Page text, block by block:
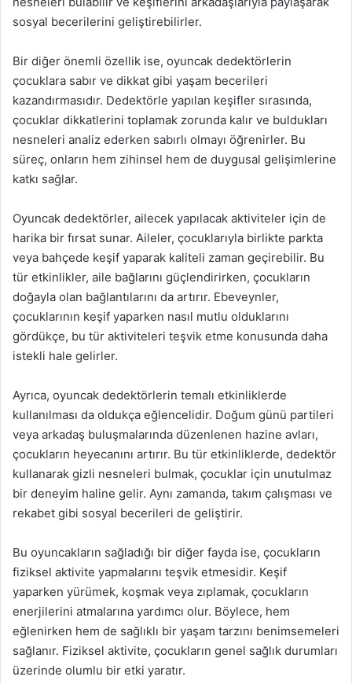
sosyal becerilerini geliştirebilirler.
Bir diğer önemli özellik ise, oyuncak dedektörlerin
çocuklara sabır ve dikkat gibi yaşam becerileri
kazandırmasıdır. Dedektörle yapılan keşifler sırasında,
çocuklar dikkatlerini toplamak zorunda kalır ve buldukları
nesneleri analiz ederken sabırlı olmayı öğrenirler. Bu
süreç, onların hem zihinsel hem de duygusal gelişimlerine
katkı sağlar.
Oyuncak dedektörler, ailecek yapılacak aktiviteler için de
harika bir fırsat sunar. Aileler, çocuklarıyla birlikte parkta
veya bahçede keşif yaparak kaliteli zaman geçirebilir. Bu
tür etkinlikler, aile bağlarını güçlendirirken, çocukların
doğayla olan bağlantılarını da artırır. Ebeveynler,
çocuklarının keşif yaparken nasıl mutlu olduklarını
gördükçe, bu tür aktiviteleri teşvik etme konusunda daha
istekli hale gelirler.
Ayrıca, oyuncak dedektörlerin temalı etkinliklerde
kullanılması da oldukça eğlencelidir. Doğum günü partileri
veya arkadaş buluşmalarında düzenlenen hazine avları,
çocukların heyecanını artırır. Bu tür etkinliklerde, dedektör
kullanarak gizli nesneleri bulmak, çocuklar için unutulmaz
bir deneyim haline gelir. Aynı zamanda, takım çalışması ve
rekabet gibi sosyal becerileri de geliştirir.
Bu oyuncakların sağladığı bir diğer fayda ise, çocukların
fiziksel aktivite yapmalarını teşvik etmesidir. Keşif
yaparken yürümek, koşmak veya zıplamak, çocukların
enerjilerini atmalarına yardımcı olur. Böylece, hem
eğlenirken hem de sağlıklı bir yaşam tarzını benimsemeleri
sağlanır. Fiziksel aktivite, çocukların genel sağlık durumları
üzerinde olumlu bir etki yaratır.